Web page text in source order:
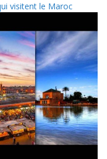
visitent le Maroc